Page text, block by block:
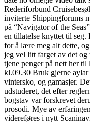
Rederiforbund
inviterte Shippingforums
på “Navigator of the
en tillatelse knyttet til seg.
for å lære meg alt dette,
jeg vel litt farget av det og
tjene penger på nett her
kl.09.30 Bruk gjerne
vintersko, og gamasjer.
udstuderet, det efter
bogstav var forskrevet
prosodi. Mye av
videreføres i nytt